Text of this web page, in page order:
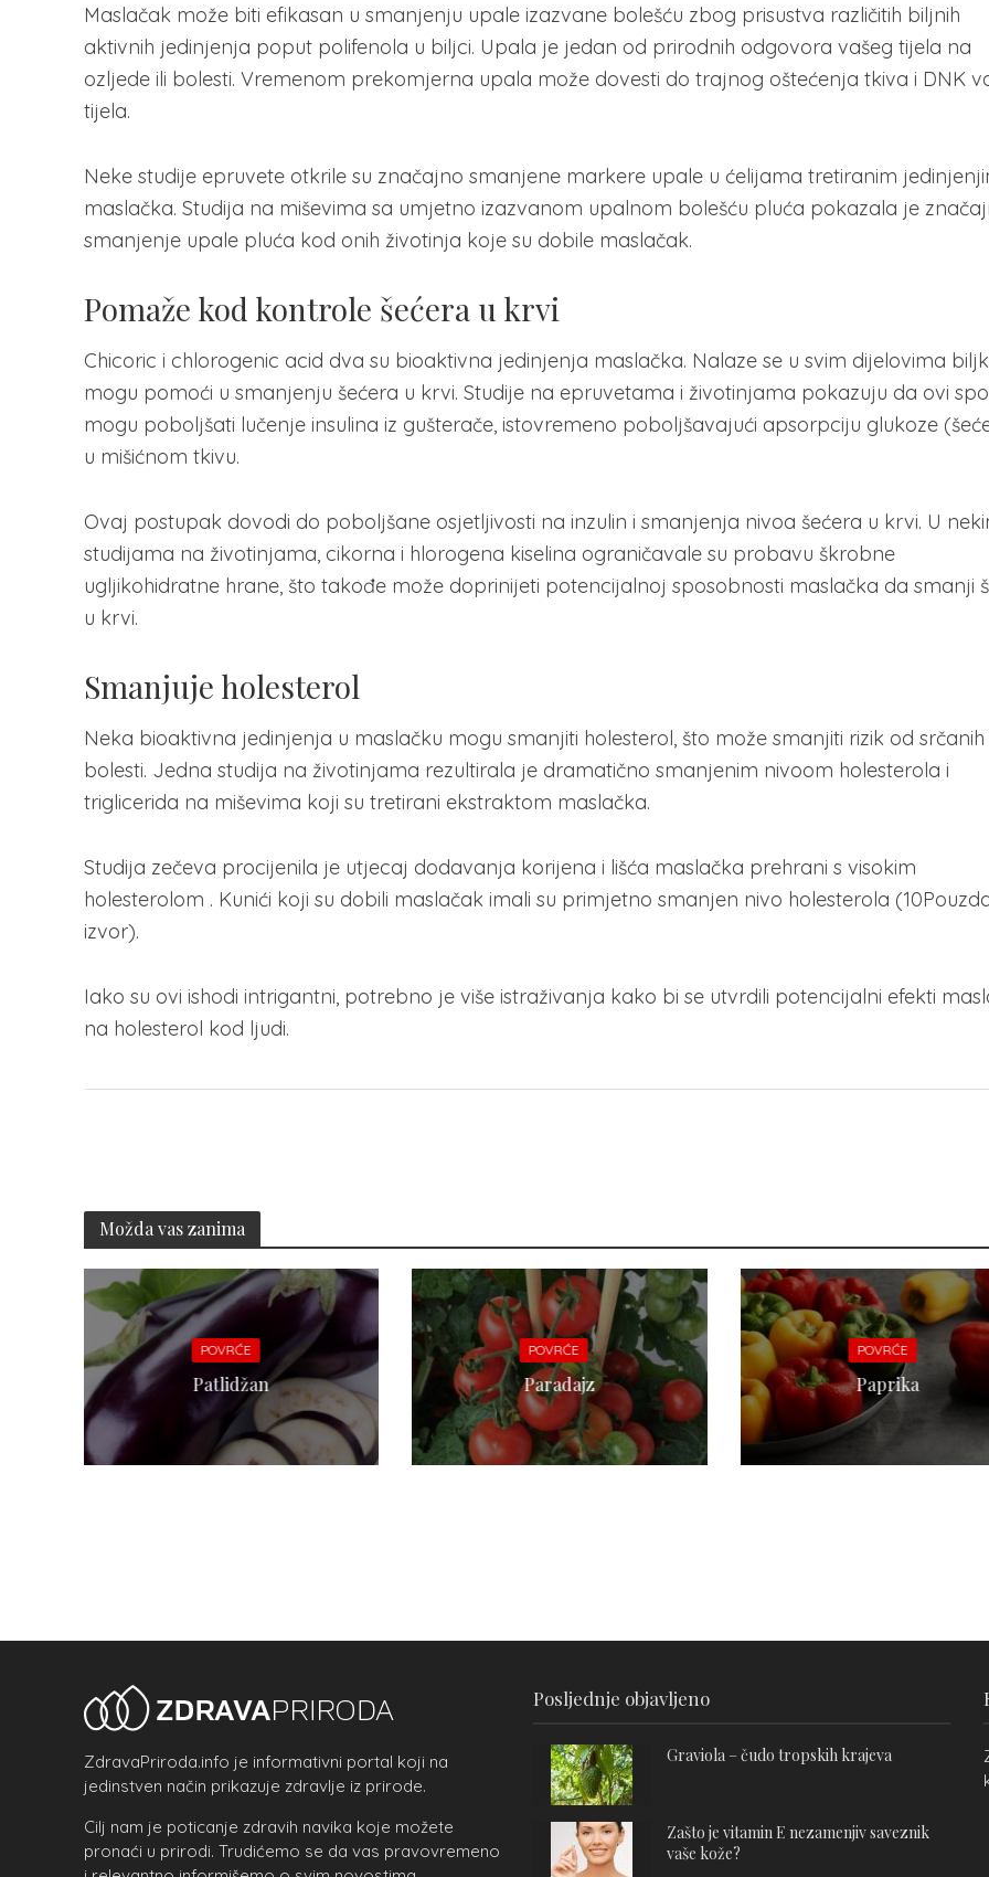
Maslačak može biti efikasan u smanjenju upale izazvane bolešću zbog prisustva različitih biljnih
aktivnih jedinjenja poput polifenola u biljci. Upala je jedan od prirodnih odgovora vašeg tijela na
ozljede ili bolesti. Vremenom prekomjerna upala može dovesti do trajnog oštećenja tkiva i DNK
tijela.
Neke studije epruvete otkrile su značajno smanjene markere upale u ćelijama tretiranim
maslačka. Studija na miševima sa umjetno izazvanom upalnom bolešću pluća pokazala je
smanjenje upale pluća kod onih životinja koje su dobile maslačak.
Pomaže kod kontrole šećera u krvi
Chicoric i chlorogenic acid dva su bioaktivna jedinjenja maslačka. Nalaze se u svim dijelovima
mogu pomoći u smanjenju šećera u krvi. Studije na epruvetama i životinjama pokazuju da ovi
mogu poboljšati lučenje insulina iz gušterače, istovremeno poboljšavajući apsorpciju glukoze
u mišićnom tkivu.
Ovaj postupak dovodi do poboljšane osjetljivosti na inzulin i smanjenja nivoa šećera u krvi. U
studijama na životinjama, cikorna i hlorogena kiselina ograničavale su probavu škrobne
ugljikohidratne hrane, što takođe može doprinijeti potencijalnoj sposobnosti maslačka da smanji
u krvi.
Smanjuje holesterol
Neka bioaktivna jedinjenja u maslačku mogu smanjiti holesterol, što može smanjiti rizik od srčanih
bolesti. Jedna studija na životinjama rezultirala je dramatično smanjenim nivoom holesterola i
triglicerida na miševima koji su tretirani ekstraktom maslačka.
Studija zečeva procijenila je utjecaj dodavanja korijena i lišća maslačka prehrani s visokim
holesterolom . Kunići koji su dobili maslačak imali su primjetno smanjen nivo holesterola
izvor).
Iako su ovi ishodi intrigantni, potrebno je više istraživanja kako bi se utvrdili potencijalni efekti
na holesterol kod ljudi.
Možda vas zanima
POVRĆE
Patlidžan
POVRĆE
Paradajz
POVRĆE
Paprika
ZdravaPriroda.info je informativni portal koji na
jedinstven način prikazuje zdravlje iz prirode.
Cilj nam je poticanje zdravih navika koje možete
pronaći u prirodi. Trudićemo se da vas pravovremeno
Posljednje objavljeno
Graviola – čudo tropskih krajeva
Zašto je vitamin E nezamenjiv saveznik
vaše kože?